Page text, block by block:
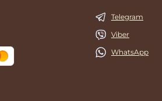
Telegram
Viber
WhatsApp